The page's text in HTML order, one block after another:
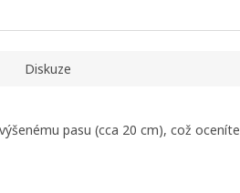
Diskuze
pasu (cca 20 cm), což oceníte